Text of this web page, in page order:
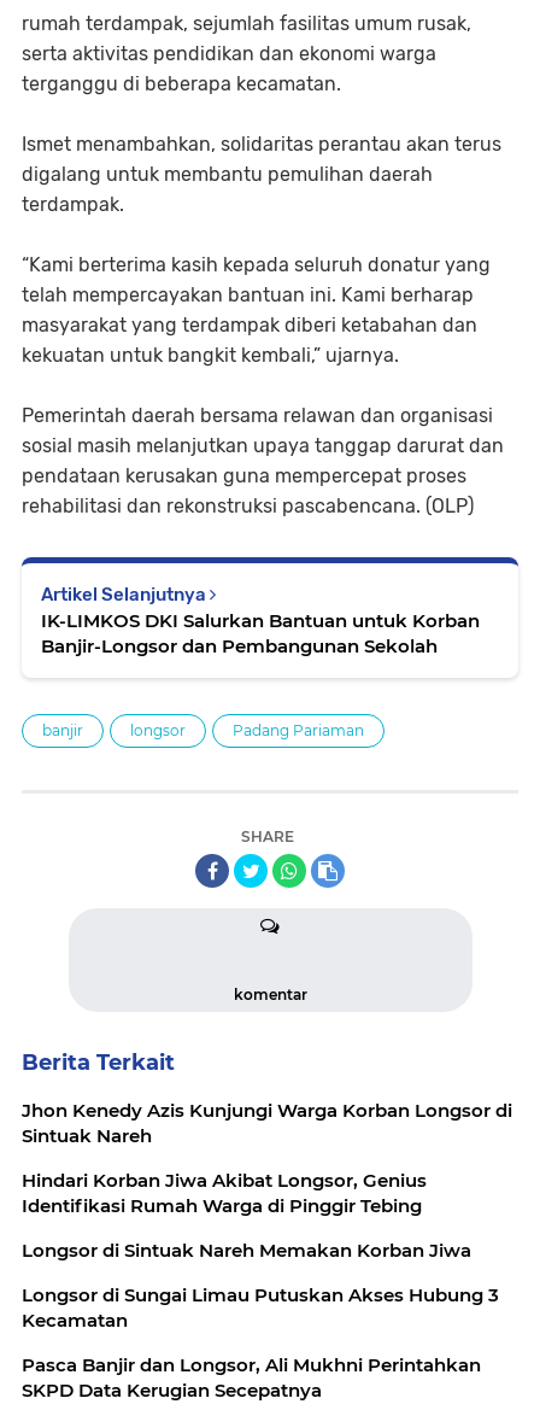
rumah terdampak, sejumlah fasilitas umum rusak,
serta aktivitas pendidikan dan ekonomi warga
terganggu di beberapa kecamatan.
Ismet menambahkan, solidaritas perantau akan terus
digalang untuk membantu pemulihan daerah
terdampak.
“Kami berterima kasih kepada seluruh donatur yang
telah mempercayakan bantuan ini. Kami berharap
masyarakat yang terdampak diberi ketabahan dan
kekuatan untuk bangkit kembali,” ujarnya.
Pemerintah daerah bersama relawan dan organisasi
sosial masih melanjutkan upaya tanggap darurat dan
pendataan kerusakan guna mempercepat proses
rehabilitasi dan rekonstruksi pascabencana. (OLP)
Artikel Selanjutnya
IK-LIMKOS DKI Salurkan Bantuan untuk Korban
Banjir-Longsor dan Pembangunan Sekolah
banjir longsor Padang Pariaman
SHARE
komentar
Berita Terkait
Jhon Kenedy Azis Kunjungi Warga Korban Longsor di
Sintuak Nareh
Hindari Korban Jiwa Akibat Longsor, Genius
Identifikasi Rumah Warga di Pinggir Tebing
Longsor di Sintuak Nareh Memakan Korban Jiwa
Longsor di Sungai Limau Putuskan Akses Hubung 3
Kecamatan
Pasca Banjir dan Longsor, Ali Mukhni Perintahkan
SKPD Data Kerugian Secepatnya